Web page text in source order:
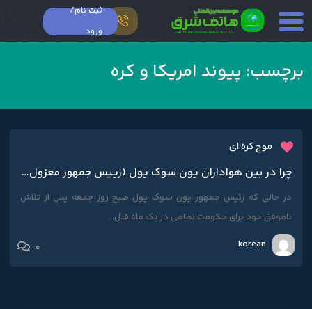
ثبت نام/
ورود
برچسب: پیوند امریکا و کره
موج کره ای
چرا در بین هواداران یون سوک یول (رییس جمهور معزول کره) پرچم امریکا دیده می‌شود؟
در حالی که رئیس جمهور یون سوک یول صبح روز جمعه پس از تلاش
ناموفق خود برای حکومت نظامی در یک ماه قبل...
korean
0